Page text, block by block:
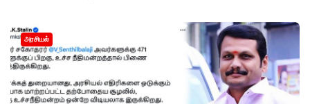
அரசியல்